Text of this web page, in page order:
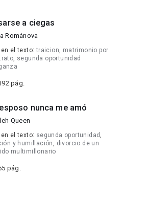
a ciegas
Románova
en el texto:traicion, matrimonio por
, segunda oportunidad
pág.
nunca me amó
Queen
en el texto: segunda oportunidad,
y humillación, divorcio de un
multimillonario
pág.